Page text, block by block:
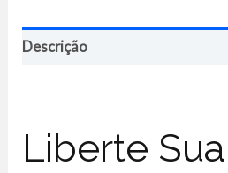
Descrição
Liberte